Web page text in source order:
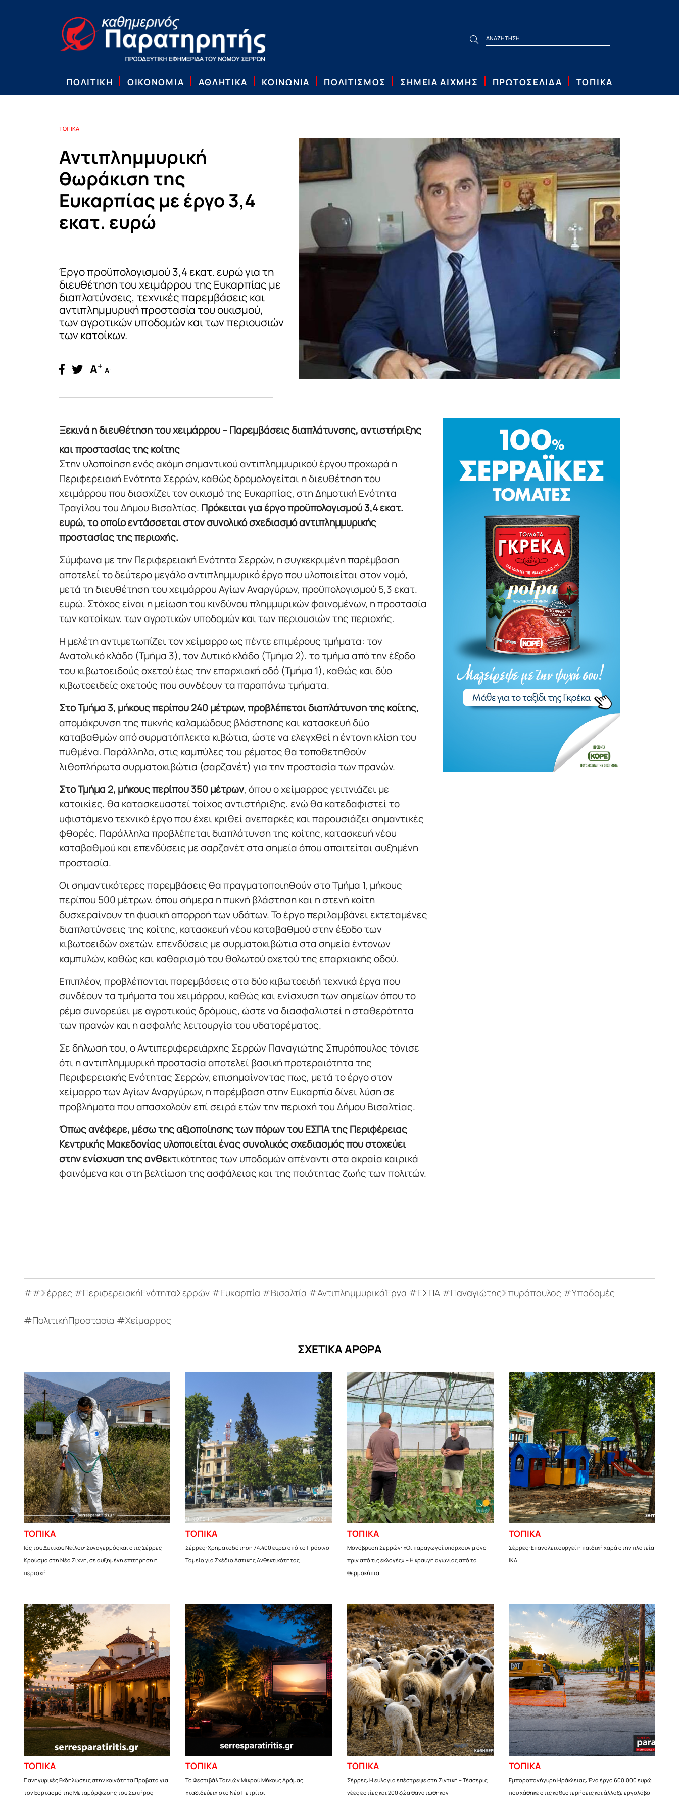
ΠΟΛΙΤΙΚΗ ΟΙΚΟΝΟΜΙΑ ΑΘΛΗΤΙΚΑ ΚΟΙΝΩΝΙΑ ΠΟΛΙΤΙΣΜΟΣ ΣΗΜΕΙΑ ΑΙΧΜΗΣ ΠΡΩΤΟΣΕΛΙΔΑ ΤΟΠΙΚΑ
ΤΟΠΙΚΑ
Αντιπλημμυρική
θωράκιση της
Ευκαρπίας με έργο 3,4
εκατ. ευρώ
Έργο προϋπολογισμού 3,4 εκατ. ευρώ για τη
διευθέτηση του χειμάρρου της Ευκαρπίας με
διαπλατύνσεις, τεχνικές παρεμβάσεις και
αντιπλημμυρική προστασία του οικισμού,
των αγροτικών υποδομών και των περιουσιών
των κατοίκων.
A+ A-
Ξεκινά η διευθέτηση του χειμάρρου – Παρεμβάσεις διαπλάτυνσης, αντιστήριξης
και προστασίας της κοίτης
Στην υλοποίηση ενός ακόμη σημαντικού αντιπλημμυρικού έργου προχωρά η
Περιφερειακή Ενότητα Σερρών, καθώς δρομολογείται η διευθέτηση του
χειμάρρου που διασχίζει τον οικισμό της Ευκαρπίας, στη Δημοτική Ενότητα
Τραγίλου του Δήμου Βισαλτίας. Πρόκειται για έργο προϋπολογισμού 3,4 εκατ.
ευρώ, το οποίο εντάσσεται στον συνολικό σχεδιασμό αντιπλημμυρικής
προστασίας της περιοχής.
Σύμφωνα με την Περιφερειακή Ενότητα Σερρών, η συγκεκριμένη παρέμβαση
αποτελεί το δεύτερο μεγάλο αντιπλημμυρικό έργο που υλοποιείται στον νομό,
μετά τη διευθέτηση του χειμάρρου Αγίων Αναργύρων, προϋπολογισμού 5,3 εκατ.
ευρώ. Στόχος είναι η μείωση του κινδύνου πλημμυρικών φαινομένων, η προστασία
των κατοίκων, των αγροτικών υποδομών και των περιουσιών της περιοχής.
Η μελέτη αντιμετωπίζει τον χείμαρρο ως πέντε επιμέρους τμήματα: τον
Ανατολικό κλάδο (Τμήμα 3), τον Δυτικό κλάδο (Τμήμα 2), το τμήμα από την έξοδο
του κιβωτοειδούς οχετού έως την επαρχιακή οδό (Τμήμα 1), καθώς και δύο
κιβωτοειδείς οχετούς που συνδέουν τα παραπάνω τμήματα.
Στο Τμήμα 3, μήκους περίπου 240 μέτρων, προβλέπεται διαπλάτυνση της κοίτης,
απομάκρυνση της πυκνής καλαμώδους βλάστησης και κατασκευή δύο
καταβαθμών από συρματόπλεκτα κιβώτια, ώστε να ελεγχθεί η έντονη κλίση του
πυθμένα. Παράλληλα, στις καμπύλες του ρέματος θα τοποθετηθούν
λιθοπλήρωτα συρματοκιβώτια (σαρζανέτ) για την προστασία των πρανών.
Στο Τμήμα 2, μήκους περίπου 350 μέτρων, όπου ο χείμαρρος γειτνιάζει με
κατοικίες, θα κατασκευαστεί τοίχος αντιστήριξης, ενώ θα κατεδαφιστεί το
υφιστάμενο τεχνικό έργο που έχει κριθεί ανεπαρκές και παρουσιάζει σημαντικές
φθορές. Παράλληλα προβλέπεται διαπλάτυνση της κοίτης, κατασκευή νέου
καταβαθμού και επενδύσεις με σαρζανέτ στα σημεία όπου απαιτείται αυξημένη
προστασία.
Οι σημαντικότερες παρεμβάσεις θα πραγματοποιηθούν στο Τμήμα 1, μήκους
περίπου 500 μέτρων, όπου σήμερα η πυκνή βλάστηση και η στενή κοίτη
δυσχεραίνουν τη φυσική απορροή των υδάτων. Το έργο περιλαμβάνει εκτεταμένες
διαπλατύνσεις της κοίτης, κατασκευή νέου καταβαθμού στην έξοδο των
κιβωτοειδών οχετών, επενδύσεις με συρματοκιβώτια στα σημεία έντονων
καμπυλών, καθώς και καθαρισμό του θολωτού οχετού της επαρχιακής οδού.
Επιπλέον, προβλέπονται παρεμβάσεις στα δύο κιβωτοειδή τεχνικά έργα που
συνδέουν τα τμήματα του χειμάρρου, καθώς και ενίσχυση των σημείων όπου το
ρέμα συνορεύει με αγροτικούς δρόμους, ώστε να διασφαλιστεί η σταθερότητα
των πρανών και η ασφαλής λειτουργία του υδατορέματος.
Σε δήλωσή του, ο Αντιπεριφερειάρχης Σερρών Παναγιώτης Σπυρόπουλος τόνισε
ότι η αντιπλημμυρική προστασία αποτελεί βασική προτεραιότητα της
Περιφερειακής Ενότητας Σερρών, επισημαίνοντας πως, μετά το έργο στον
χείμαρρο των Αγίων Αναργύρων, η παρέμβαση στην Ευκαρπία δίνει λύση σε
προβλήματα που απασχολούν επί σειρά ετών την περιοχή του Δήμου Βισαλτίας.
Όπως ανέφερε, μέσω της αξιοποίησης των πόρων του ΕΣΠΑ της Περιφέρειας
Κεντρικής Μακεδονίας υλοποιείται ένας συνολικός σχεδιασμός που στοχεύει
στην ενίσχυση της ανθεκτικότητας των υποδομών απέναντι στα ακραία καιρικά
φαινόμενα και στη βελτίωση της ασφάλειας και της ποιότητας ζωής των πολιτών.
##Σέρρες #ΠεριφερειακήΕνότηταΣερρών #Ευκαρπία #Βισαλτία #ΑντιπλημμυρικάΈργα #ΕΣΠΑ #ΠαναγιώτηςΣπυρόπουλος #Υποδομές
#ΠολιτικήΠροστασία #Χείμαρρος
ΣΧΕΤΙΚΑ ΑΡΘΡΑ
ΤΟΠΙΚΑ
Ιός του Δυτικού Νείλου: Συναγερμός και στις Σέρρες –
Κρούσμα στη Νέα Ζίχνη, σε αυξημένη επιτήρηση η
περιοχή
ΤΟΠΙΚΑ
Σέρρες: Χρηματοδότηση 74.400 ευρώ από το Πράσινο
Ταμείο για Σχέδιο Αστικής Ανθεκτικότητας
ΤΟΠΙΚΑ
Μονόβρυση Σερρών: «Οι παραγωγοί υπάρχουν μ όνο
πριν από τις εκλογές» – Η κραυγή αγωνίας από τα
θερμοκήπια
ΤΟΠΙΚΑ
Σέρρες: Επαναλειτουργεί η παιδική χαρά στην πλατεία
ΙΚΑ
ΤΟΠΙΚΑ
Πανηγυρικές Εκδηλώσεις στην κοινότητα Προβατά για
τον Εορτασμό της Μεταμόρφωσης του Σωτήρος
ΤΟΠΙΚΑ
Το Φεστιβάλ Ταινιών Μικρού Μήκους Δράμας
«ταξιδεύει» στο Νέο Πετρίτσι
ΤΟΠΙΚΑ
Σέρρες: Η ευλογιά επέστρεψε στη Σιντική – Τέσσερις
νέες εστίες και 200 ζώα θανατώθηκαν
ΤΟΠΙΚΑ
Εμποροπανήγυρη Ηράκλειας: Ένα έργο 600.000 ευρώ
που χάθηκε στις καθυστερήσεις και άλλαξε εργολάβο